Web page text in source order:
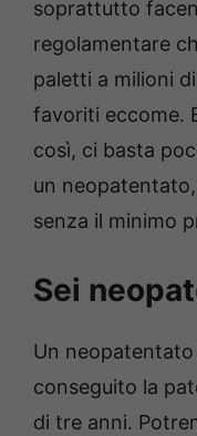
soprattutto
regolamentare
paletti a milioni
favoriti eccome.
così, ci basta
un neopatentato,
senza il minimo
Sei
Un
conseguito la
di tre anni.